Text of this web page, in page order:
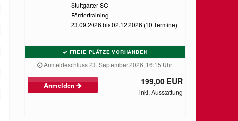
Stuttgarter SC
Fördertraining
23.09.2026 bis 02.12.2026 (10 Termine)
FREIE PLÄTZE VORHANDEN
Anmeldeschluss 23. September 2026, 16:15 Uhr
Anmelden 199,00 EUR
inkl. Ausstattung